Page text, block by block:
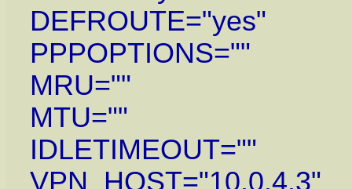
DEFROUTE="yes"
PPPOPTIONS=""
MRU=""
MTU=""
IDLETIMEOUT=""
VPN_HOST="10.0.4.3"